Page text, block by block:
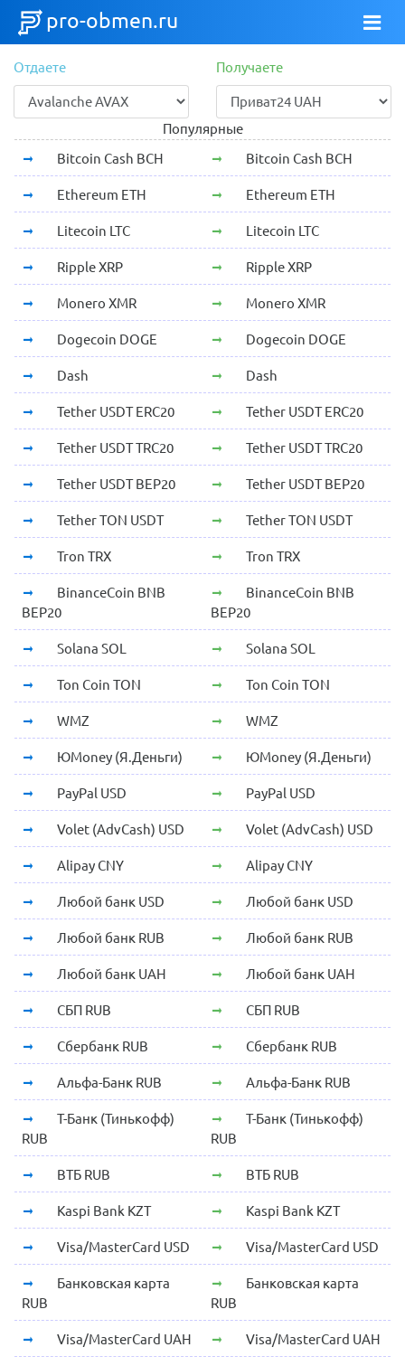
pro-obmen.ru
Отдаете Получаете
Популярные
Bitcoin Cash BCH
Bitcoin Cash BCH
Ethereum ETH Ethereum ETH
Litecoin LTC Litecoin LTC
Ripple XRP Ripple XRP
Monero XMR Monero XMR
Dogecoin DOGE Dogecoin DOGE
Dash Dash
Tether USDT ERC20 Tether USDT ERC20
Tether USDT TRC20 Tether USDT TRC20
Tether USDT BEP20 Tether USDT BEP20
Tether TON USDT Tether TON USDT
Tron TRX Tron TRX
BinanceCoin BNB
BEP20
BinanceCoin BNB
BEP20
Solana SOL Solana SOL
Ton Coin TON Ton Coin TON
WMZ WMZ
ЮMoney (Я.Деньги) ЮMoney (Я.Деньги)
PayPal USD PayPal USD
Volet (AdvCash) USD Volet (AdvCash) USD
Alipay CNY Alipay CNY
Любой банк USD Любой банк USD
Любой банк RUB Любой банк RUB
Любой банк UAH Любой банк UAH
СБП RUB СБП RUB
Сбербанк RUB Сбербанк RUB
Альфа-Банк RUB Альфа-Банк RUB
Т-Банк (Тинькофф)
RUB
Т-Банк (Тинькофф)
RUB
ВТБ RUB ВТБ RUB
Kaspi Bank KZT Kaspi Bank KZT
Visa/MasterCard USD Visa/MasterCard USD
Банковская карта
RUB
Банковская карта
RUB
Visa/MasterCard UAH Visa/MasterCard UAH